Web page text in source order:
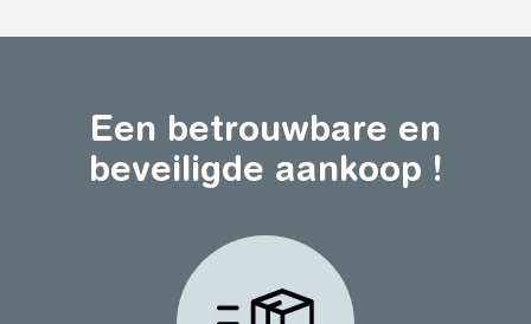
Een betrouwbare en
beveiligde aankoop !